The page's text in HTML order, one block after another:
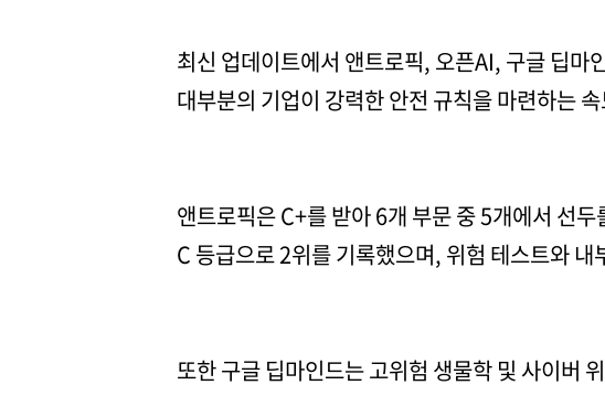
최신 업데이트에서 앤트로픽, 오픈AI, 구글 딥마
대부분의 기업이 강력한 안전 규칙을 마련하는
앤트로픽은 C+를 받아 6개 부문 중 5개에서 선
C 등급으로 2위를 기록했으며, 위험 테스트와
또한 구글 딥마인드는 고위험 생물학 및 사이버